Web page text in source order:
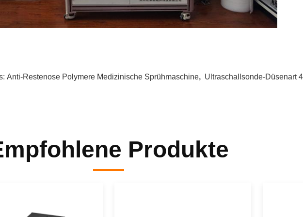
Anti-Restenose Polymere Medizinische Sprühmaschine, Ultraschallsonde-Düsenart
Produkte